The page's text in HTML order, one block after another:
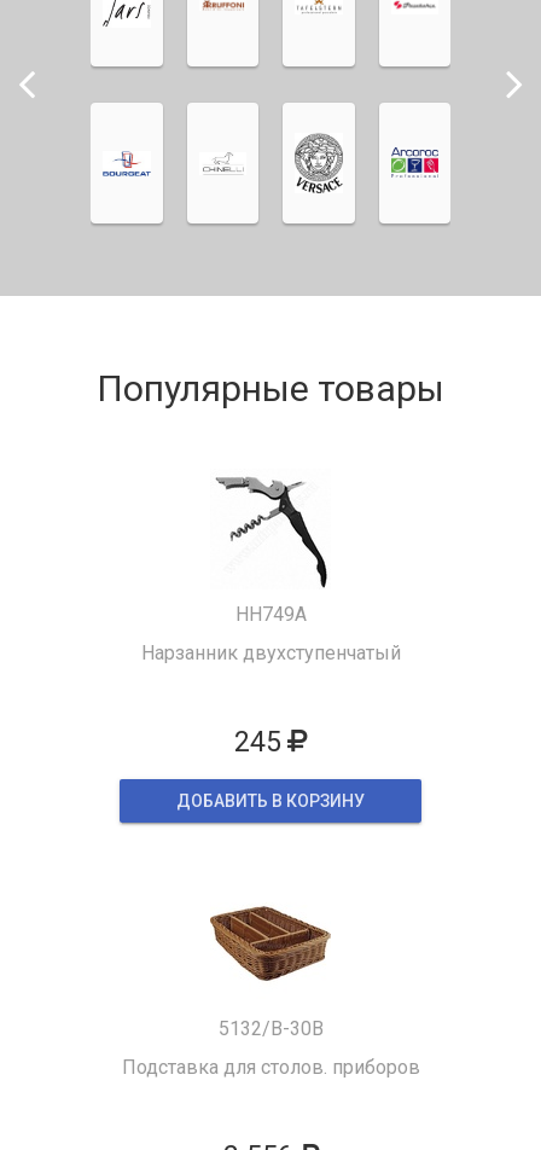
Популярные товары
HH749A
Нарзанник двухступенчатый
245
ДОБАВИТЬ В КОРЗИНУ
5132/B-30B
Подставка для столов. приборов